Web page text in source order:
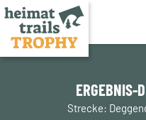
Zum
ERGEBNIS-
Strecke: